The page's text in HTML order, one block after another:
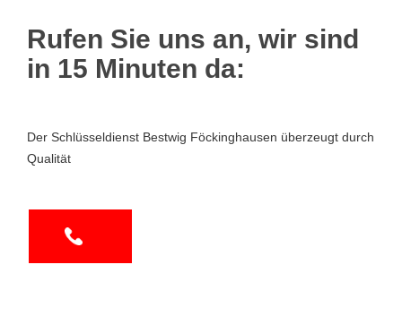
Rufen Sie uns an, wir sind
in 15 Minuten da:
Der Schlüsseldienst Bestwig Föckinghausen überzeugt durch
Qualität